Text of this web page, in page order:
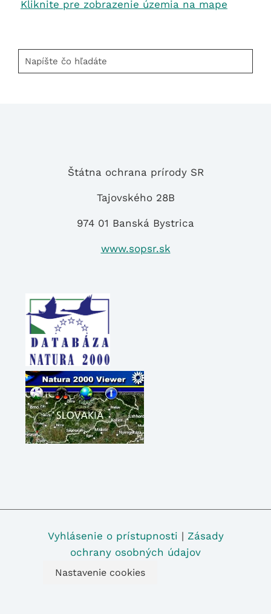
Kliknite pre zobrazenie územia na mape
Napíšte
čo
Štátna ochrana prírody SR
Tajovského 28B
974 01 Banská Bystrica
www.sopsr.sk
Vyhlásenie o prístupnosti | Zásady
ochrany osobných údajov
Nastavenie cookies